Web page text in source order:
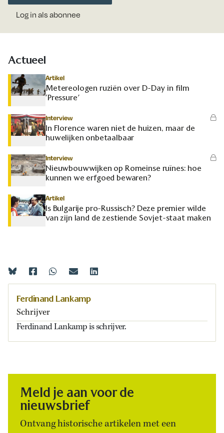
Log in als abonnee
Actueel
Artikel
Metereologen ruziën over D-Day in film
‘Pressure’
Interview
In Florence waren niet de huizen, maar de
huwelijken onbetaalbaar
Interview
Nieuwbouwwijken op Romeinse ruïnes: hoe
kunnen we erfgoed bewaren?
Artikel
Is Bulgarije pro-Russisch? Deze premier wilde
van zijn land de zestiende Sovjet-staat maken
Ferdinand Lankamp
Schrijver
Ferdinand Lankamp is schrijver.
Meld je aan voor de
nieuwsbrief
Ontvang historische artikelen met een